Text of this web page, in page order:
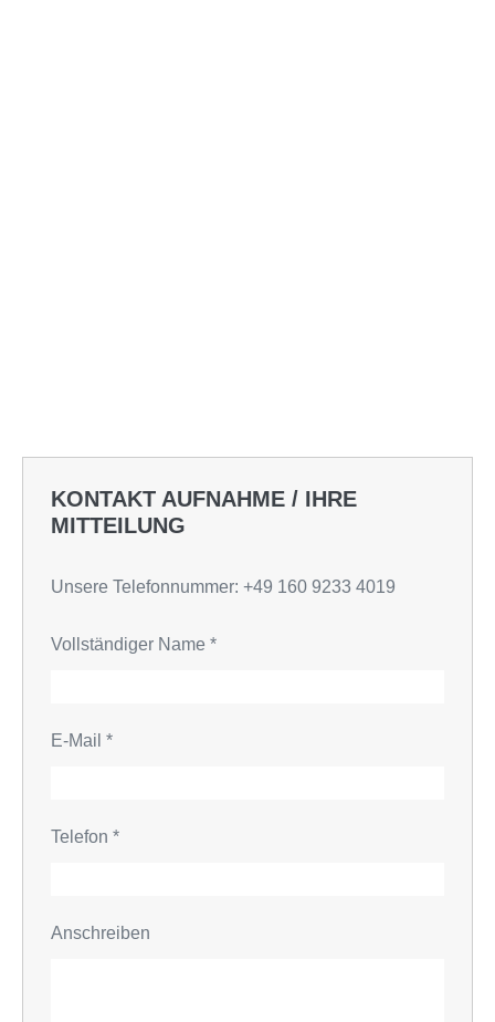
KONTAKT AUFNAHME / IHRE
MITTEILUNG
Unsere Telefonnummer: +49 160 9233 4019
Vollständiger Name *
E-Mail *
Telefon *
Anschreiben